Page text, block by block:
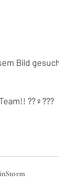
Bild
??‍♀️???